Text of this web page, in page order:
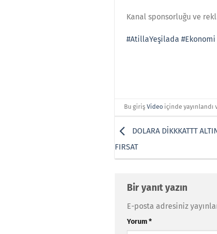
Kanal sponsorluğu ve
#AtillaYeşilada #Ekonomi
Bu girişVideo içinde yayınlandı
DOLARA DİKKKATTT
FIRSAT
Bir yanıt yazın
E-posta adresiniz
Yorum*